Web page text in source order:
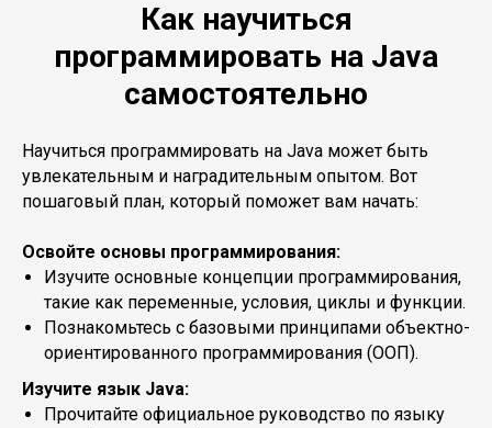
Как научиться
программировать на Java
самостоятельно
Научиться программировать на Java может быть
увлекательным и наградительным опытом. Вот
пошаговый план, который поможет вам начать:
Освойте основы программирования:
Изучите основные концепции программирования,
такие как переменные, условия, циклы и функции.
Познакомьтесь с базовыми принципами объектно-
ориентированного программирования (ООП).
Изучите язык Java:
Прочитайте официальное руководство по языку